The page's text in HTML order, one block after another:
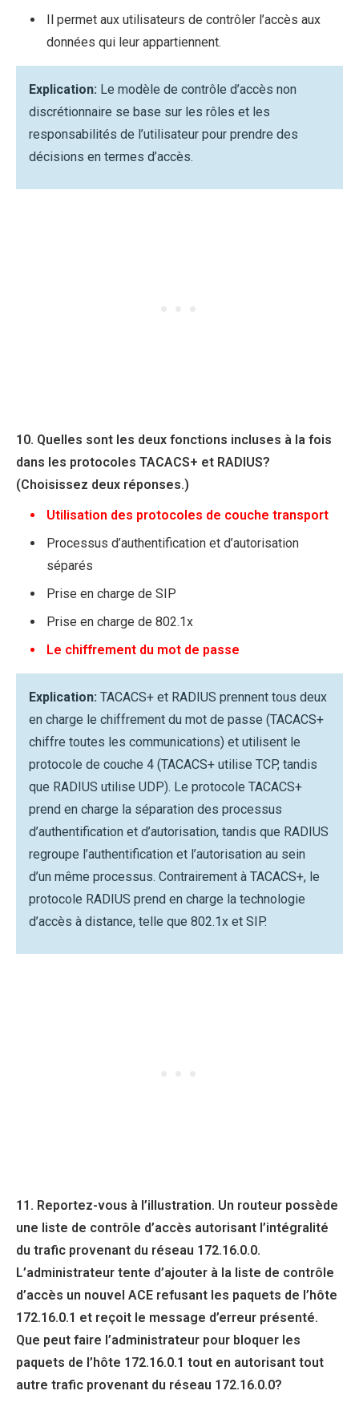
Il permet aux utilisateurs de contrôler l’accès aux
données qui leur appartiennent.
Explication: Le modèle de contrôle d’accès non
discrétionnaire se base sur les rôles et les
responsabilités de l’utilisateur pour prendre des
décisions en termes d’accès.
10. Quelles sont les deux fonctions incluses à la fois
dans les protocoles TACACS+ et RADIUS?
(Choisissez deux réponses.)
Utilisation des protocoles de couche transport
Processus d’authentification et d’autorisation
séparés
Prise en charge de SIP
Prise en charge de 802.1x
Le chiffrement du mot de passe
Explication: TACACS+ et RADIUS prennent tous deux
en charge le chiffrement du mot de passe (TACACS+
chiffre toutes les communications) et utilisent le
protocole de couche 4 (TACACS+ utilise TCP, tandis
que RADIUS utilise UDP). Le protocole TACACS+
prend en charge la séparation des processus
d’authentification et d’autorisation, tandis que RADIUS
regroupe l’authentification et l’autorisation au sein
d’un même processus. Contrairement à TACACS+, le
protocole RADIUS prend en charge la technologie
d’accès à distance, telle que 802.1x et SIP.
11. Reportez-vous à l’illustration. Un routeur possède
une liste de contrôle d’accès autorisant l’intégralité
du trafic provenant du réseau 172.16.0.0.
L’administrateur tente d’ajouter à la liste de contrôle
d’accès un nouvel ACE refusant les paquets de l’hôte
172.16.0.1 et reçoit le message d’erreur présenté.
Que peut faire l’administrateur pour bloquer les
paquets de l’hôte 172.16.0.1 tout en autorisant tout
autre trafic provenant du réseau 172.16.0.0?